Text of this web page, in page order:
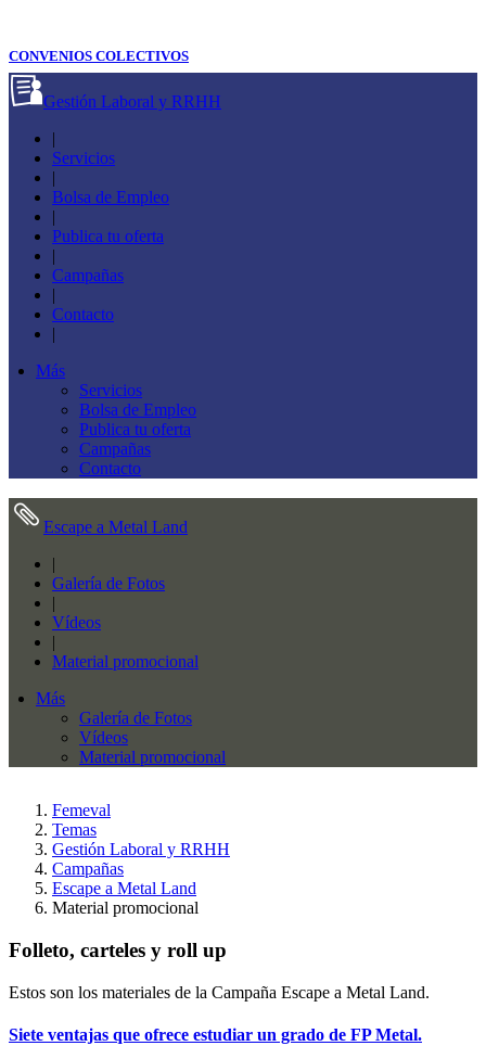
CONVENIOS COLECTIVOS
Gestión Laboral y RRHH
|
Servicios
|
Bolsa de Empleo
|
Publica tu oferta
|
Campañas
|
Contacto
|
Más
Servicios
Bolsa de Empleo
Publica tu oferta
Campañas
Contacto
Escape a Metal Land
|
Galería de Fotos
|
Vídeos
|
Material promocional
Más
Galería de Fotos
Vídeos
Material promocional
Femeval
Temas
Gestión Laboral y RRHH
Campañas
Escape a Metal Land
Material promocional
Folleto, carteles y roll up
Estos son los materiales de la Campaña Escape a Metal Land.
Siete ventajas que ofrece estudiar un grado de FP Metal.